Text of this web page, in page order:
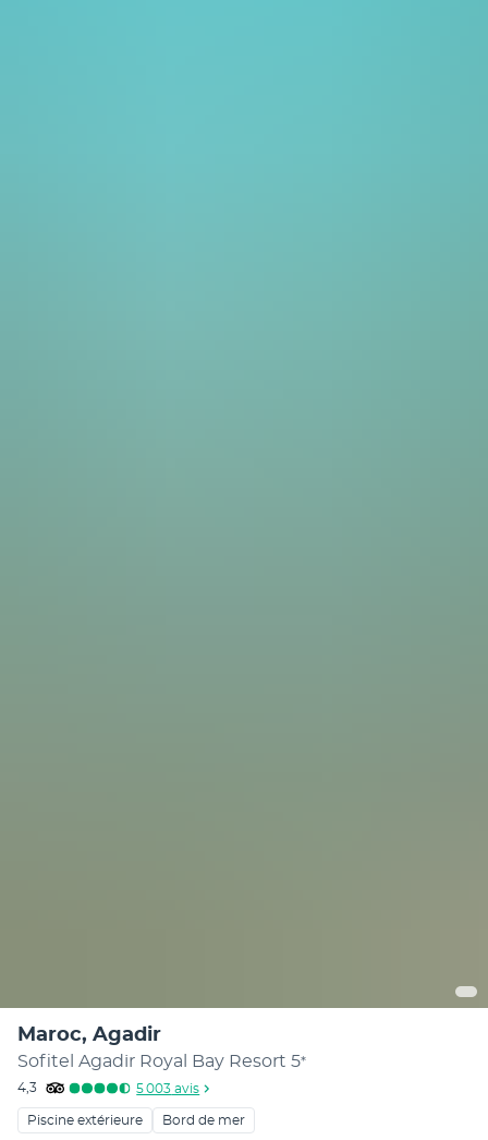
Maroc, Agadir
Sofitel Agadir Royal Bay Resort 5*
4,3 5 003 avis
Piscine extérieure Bord de mer